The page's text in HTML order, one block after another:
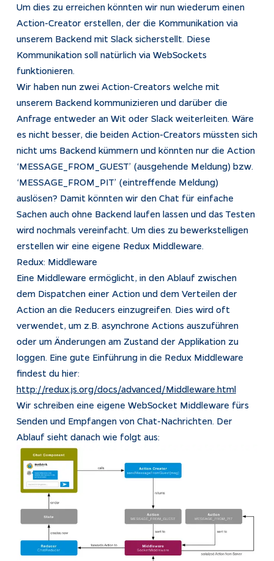
Um dies zu erreichen könnten wir nun wiederum einen
Action-Creator erstellen, der die Kommunikation via
unserem Backend mit Slack sicherstellt. Diese
Kommunikation soll natürlich via WebSockets
funktionieren.
Wir haben nun zwei Action-Creators welche mit
unserem Backend kommunizieren und darüber die
Anfrage entweder an Wit oder Slack weiterleiten. Wäre
es nicht besser, die beiden Action-Creators müssten sich
nicht ums Backend kümmern und könnten nur die Action
‘MESSAGE_FROM_GUEST’ (ausgehende Meldung) bzw.
‘MESSAGE_FROM_PIT’ (eintreffende Meldung)
auslösen? Damit könnten wir den Chat für einfache
Sachen auch ohne Backend laufen lassen und das Testen
wird nochmals vereinfacht. Um dies zu bewerkstelligen
erstellen wir eine eigene Redux Middleware.
Redux: Middleware
Eine Middleware ermöglicht, in den Ablauf zwischen
dem Dispatchen einer Action und dem Verteilen der
Action an die Reducers einzugreifen. Dies wird oft
verwendet, um z.B. asynchrone Actions auszuführen
oder um Änderungen am Zustand der Applikation zu
loggen. Eine gute Einführung in die Redux Middleware
findest du hier:
http://redux.js.org/docs/advanced/Middleware.html
Wir schreiben eine eigene WebSocket Middleware fürs
Senden und Empfangen von Chat-Nachrichten. Der
Ablauf sieht danach wie folgt aus: